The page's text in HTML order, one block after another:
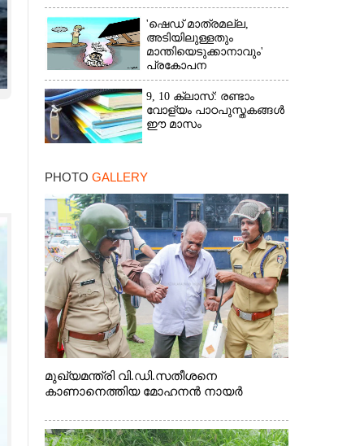
കഴിയില്ല;
മുല്ലപ്പെരിയാറിന്റെ
വെള്ളം കൂട്ടുന്നത്
മനസിൽ വച്ചാൽമതി'
'ഷെഡ് മാത്രമല്ല,
അടിയിലുള്ളതും
മാന്തിയെടുക്കാനാവും'
പ്രകോപന
പ്രസംഗവുമായി കെ.കെ.
രാഗേഷ്
9, 10 ക്ലാസ്: രണ്ടാം
വോള്യം പാഠപുസ്തകങ്ങൾ
ഈ മാസം
PHOTO GALLERY
മുഖ്യമന്ത്രി വി.ഡി.സതീശനെ
കാണാനെത്തിയ മോഹനൻ നായർ
×